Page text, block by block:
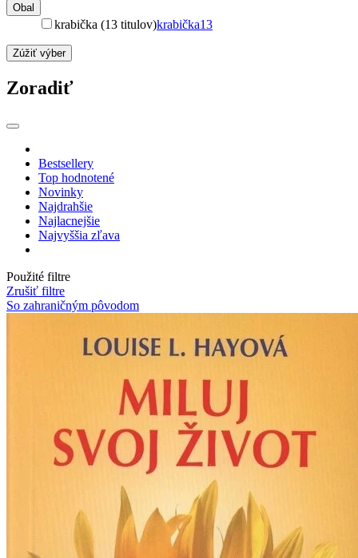
Obal
krabička (13 titulov)krabička13
Zúžiť výber
Zoradiť
Bestsellery
Top hodnotené
Novinky
Najdrahšie
Najlacnejšie
Najvyššia zľava
Použité filtre
Zrušiť filtre
So zahraničným pôvodom